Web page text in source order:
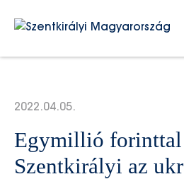
Egymillió forinttal
Szentkirályi az
2022.04.05.